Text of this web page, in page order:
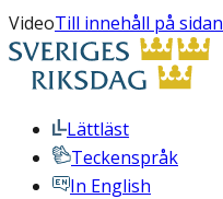
VideoTill innehåll på sidan
Lättläst
Teckenspråk
In English